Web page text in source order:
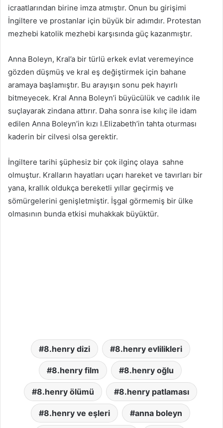
icraatlarından birine imza atmıştır. Onun bu girişimi
İngiltere ve prostanlar için büyük bir adımdır. Protestan
mezhebi katolik mezhebi karşısında güç kazanmıştır.
Anna Boleyn, Kral’a bir türlü erkek evlat veremeyince
gözden düşmüş ve kral eş değiştirmek için bahane
aramaya başlamıştır. Bu arayışın sonu pek hayırlı
bitmeyecek. Kral Anna Boleyn’i büyücülük ve cadılık ile
suçlayarak zindana attırır. Daha sonra ise kılıç ile idam
edilen Anna Boleyn’in kızı I.Elizabeth’in tahta oturması
kaderin bir cilvesi olsa gerektir.
İngiltere tarihi şüphesiz bir çok ilginç olaya sahne
olmuştur. Kralların hayatları uçarı hareket ve tavırları bir
yana, krallık oldukça bereketli yıllar geçirmiş ve
sömürgelerini genişletmiştir. İşgal görmemiş bir ülke
olmasının bunda etkisi muhakkak büyüktür.
8.henry dizi 8.henry evlilikleri
8.henry film 8.henry oğlu
8.henry ölümü 8.henry patlaması
8.henry ve eşleri anna boleyn